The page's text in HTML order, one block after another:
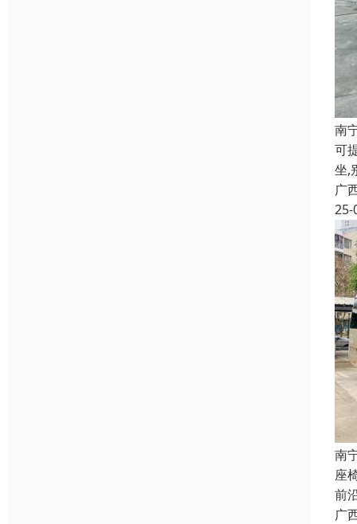
南
可
坐,
广
25-
南
座
前
广